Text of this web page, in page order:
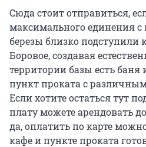
Сюда стоит отправиться,
максимального единения
березы близко подступили
Боровое, создавая
территории базы есть баня
пункт проката с
Если хотите остаться тут
плату можете арендовать
да, оплатить по карте
кафе и пункте проката